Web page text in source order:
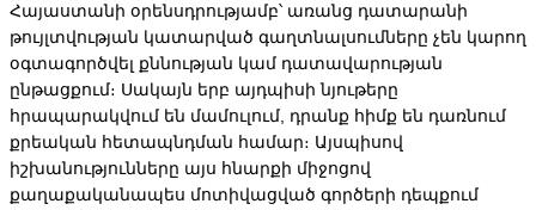
Հայաստանի օրենսդրությամբ՝ առանց դատարանի
թույլտվության կատարված գաղտնալսումները չեն կարող
օգտագործվել քննության կամ դատավարության
ընթացքում։ Սակայն երբ այդպիսի նյութերը
հրապարակվում են մամուլում, դրանք հիմք են դառնում
քրեական հետապնդման համար։ Այսպիսով
իշխանությունները այս հնարքի միջոցով
քաղաքականապես մոտիվացված գործերի դեպքում